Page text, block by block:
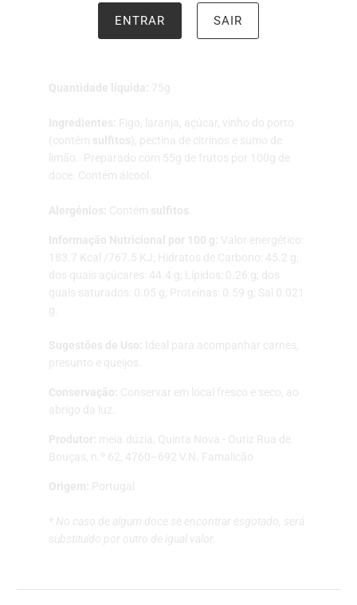
chocolate, pão de cereais, tostas integrais, bolachas
vegans, panquecas, crepes, waffles, sobremesas.
Quantidade líquida: 75g
Ingredientes:
Figo, laranja, açúcar, vinho do porto
(contém sulfitos ), pectina de citrinos e sumo de
limão. Preparado com 55g de frutos por 100g de
doce. Contém álcool.
Alergénios: Contém sulfitos
Informação Nutricional por 100 g: Valor energético:
183.7 Kcal /767.5 KJ; Hidratos de Carbono: 45.2 g;
dos quais açúcares: 44.4 g; Lípidos: 0.26 g; dos
quais saturados: 0.05 g; Proteínas: 0.59 g; Sal 0.021
g.
Sugestões de Uso:
Ideal para acompanhar carnes,
presunto e queijos.
Conservação: Conservar em local fresco e seco, ao
abrigo da luz.
Produtor: meia.dúzia, Quinta Nova - Outiz Rua de
Bouças, n.º 62, 4760–692 V.N. Famalicão
Origem: Portugal
* No caso de algum doce se encontrar esgotado, será
substituído por outro de igual valor.
ENTRAR SAIR